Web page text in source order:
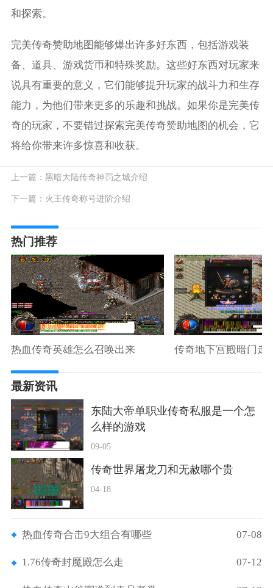
和探索。
完美传奇赞助地图能够爆出许多好东西，包括游戏装
备、道具、游戏货币和特殊奖励。这些好东西对玩家来
说具有重要的意义，它们能够提升玩家的战斗力和生存
能力，为他们带来更多的乐趣和挑战。如果你是完美传
奇的玩家，不要错过探索完美传奇赞助地图的机会，它
将给你带来许多惊喜和收获。
上一篇： 黑暗大陆传奇神罚之城介绍
下一篇： 火王传奇称号进阶介绍
热门推荐
热血传奇英雄怎么召唤出来 传奇地下宫殿暗门走
最新资讯
东陆大帝单职业传奇私服是一个怎
么样的游戏
09-05
传奇世界屠龙刀和无赦哪个贵
04-18
热血传奇合击9大组合有哪些 07-08
1.76传奇封魔殿怎么走 07-12